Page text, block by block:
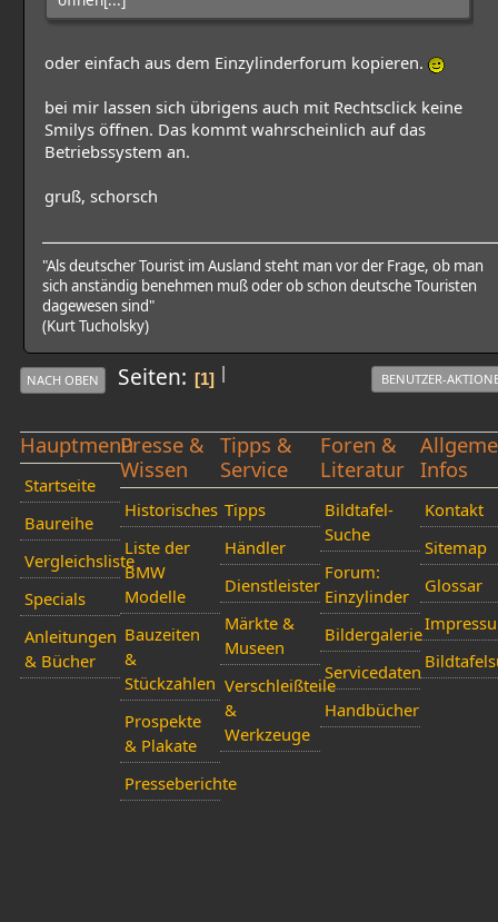
oder einfach aus dem Einzylinderforum kopieren.
bei mir lassen sich übrigens auch mit Rechtsclick keine
Smilys öffnen. Das kommt wahrscheinlich auf das
Betriebssystem an.
gruß, schorsch
"Als deutscher Tourist im Ausland steht man vor der Frage, ob man
sich anständig benehmen muß oder ob schon deutsche Touristen
dagewesen sind"
(Kurt Tucholsky)
|
NACH OBEN Seiten 1 BENUTZER-
Hauptmenü
Startseite
Baureihe
Vergleichsliste
Specials
Anleitungen
& Bücher
Presse &
Wissen
Historisches
Liste der
BMW
Modelle
Bauzeiten
&
Stückzahlen
Prospekte
& Plakate
Presseberichte
Tipps &
Service
Tipps
Händler
Dienstleister
Märkte &
Museen
Verschleißteile
&
Werkzeuge
Foren &
Literatur
Bildtafel-
Suche
Forum:
Einzylinder
Bildergalerie
Servicedaten
Handbücher
Infos
Kontakt
Sitemap
Glossar